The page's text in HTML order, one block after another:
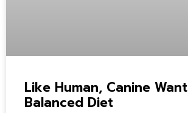
Like Human, Canine Want
Balanced Diet